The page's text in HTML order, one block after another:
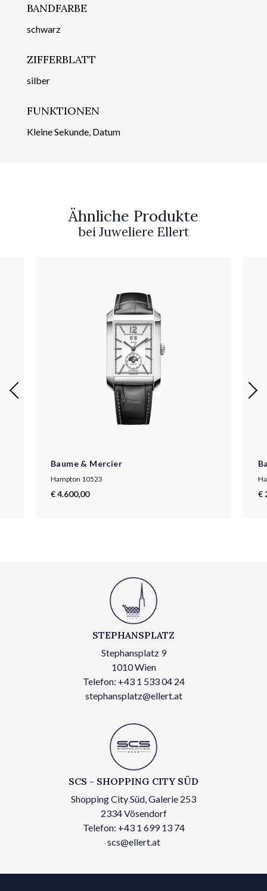
BANDFARBE
schwarz
ZIFFERBLATT
silber
FUNKTIONEN
Kleine Sekunde, Datum
Ähnliche Produkte
bei Juweliere Ellert
Baume & Mercier
Hampton 10523
€ 4.600,00 €
STEPHANSPLATZ
Stephansplatz 9
1010 Wien
Telefon: +43 1 533 04 24
stephansplatz@ellert.at
SCS - SHOPPING CITY SÜD
Shopping City Süd, Galerie 253
2334 Vösendorf
Telefon: +43 1 699 13 74
scs@ellert.at